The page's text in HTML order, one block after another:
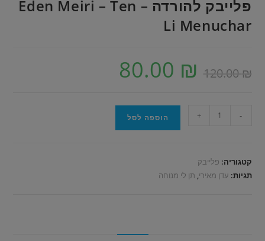
פלייבק להורדה – Eden Meiri – Ten
Li Menuchar
120.00 ₪
80.00 ₪
-
+ הוספה לסל
קטגוריה: פלייבק
תגיות: עדן מאירי תן לי מנוחה